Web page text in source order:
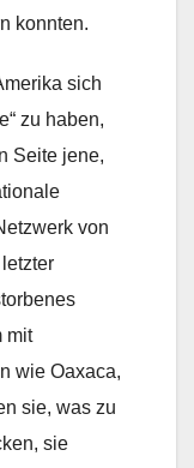
konnten.
sich
zu haben,
Seite jene,
von
mit
wie Oaxaca,
sie, was zu
sie